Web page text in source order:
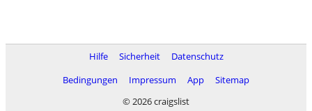
Hilfe Sicherheit
Datenschutz
Bedingungen
Impressum App
Sitemap
© 2026 craigslist